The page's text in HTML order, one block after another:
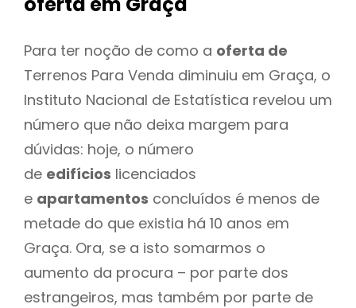
Para ter noção de como a oferta de
Terrenos Para Venda diminuiu em Graça, o
Instituto Nacional de Estatística revelou um
número que não deixa margem para
dúvidas: hoje, o número
de edifícios licenciados
e apartamentos concluídos é menos de
metade do que existia há 10 anos em
Graça. Ora, se a isto somarmos o
aumento da procura – por parte dos
estrangeiros, mas também por parte de